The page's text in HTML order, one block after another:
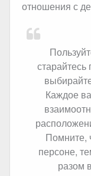
отношения с
старайтесь
Каждое
Помните,
персоне,
разом